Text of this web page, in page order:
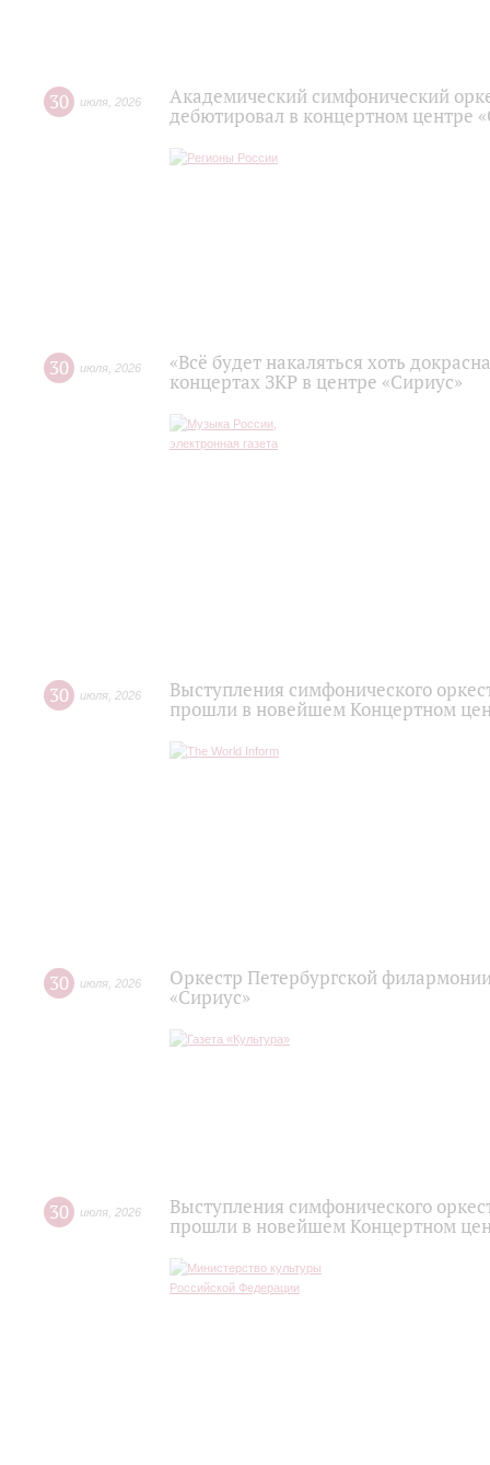
30 июля 2026
Академический симфонический
дебютировал в концертном центре
30 июля 2026
«Всё будет накаляться хоть
концертах ЗКР в центре «Сириус»
30 июля 2026
Выступления симфонического
прошли в новейшем Концертном
30 июля 2026
Оркестр Петербургской
«Сириус»
30 июля 2026
Выступления симфонического
прошли в новейшем Концертном